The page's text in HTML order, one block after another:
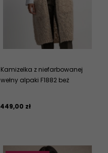
Kamizelka z niefarbowanej
wełny alpaki F1882 beż
449,00 zł